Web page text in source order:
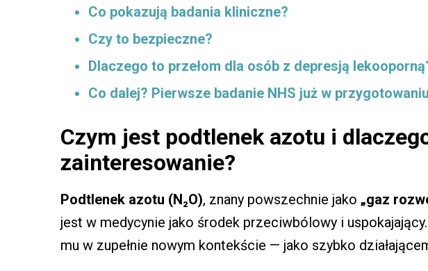
Co pokazują badania kliniczne?
Czy to bezpieczne?
Dlaczego to przełom dla osób z depresją
Co dalej? Pierwsze badanie NHS już w przygotowaniu
Czym jest podtlenek azotu i
zainteresowanie?
Podtlenek azotu (N₂O), znany powszechnie jako „gaz
jest w medycynie jako środek przeciwbólowy i
mu w zupełnie nowym kontekście — jako szybko